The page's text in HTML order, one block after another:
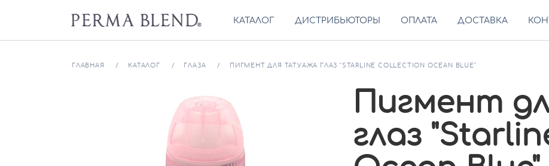
КАТАЛОГ ДИСТРИБЬЮТОРЫ ОПЛАТА ДОСТАВКА
ГЛАВНАЯ КАТАЛОГ ГЛАЗА ПИГМЕНТ ДЛЯ ТАТУАЖА ГЛАЗ "STARLINE COLLECTION OCEAN BLUE"
Пигмент
глаз